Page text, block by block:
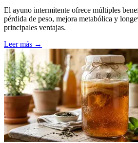
El ayuno intermitente ofrece múltiples
pérdida de peso, mejora metabólica y
principales ventajas.
Leer más →